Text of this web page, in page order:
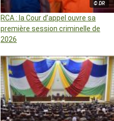
© DR
RCA : la Cour d’appel ouvre sa
première session criminelle de
2026